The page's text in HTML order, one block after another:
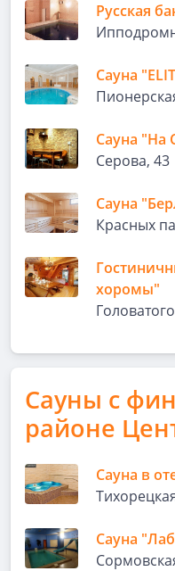
Русская
Сауна
Сауна "На
Серова, 43
Сауна
Красных
хоромы"
Сауны с
районе
Сауна в
Сауна